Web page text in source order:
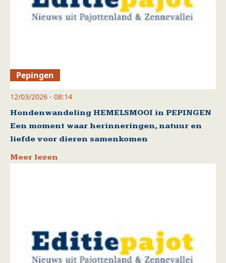
Pepingen
12/03/2026 - 08:14
Hondenwandeling HEMELSMOOI in PEPINGEN
Een moment waar herinneringen, natuur en
liefde voor dieren samenkomen
Meer lezen